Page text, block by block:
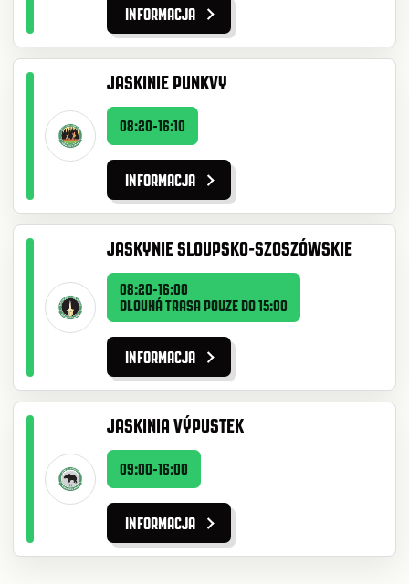
INFORMACJA
JASKINIE PUNKVY
08:20-16:10
INFORMACJA
JASKYNIE SLOUPSKO-SZOSZÓWSKIE
08:20-16:00
DLOUHÁ TRASA POUZE DO 15:00
INFORMACJA
JASKINIA VÝPUSTEK
09:00-16:00
INFORMACJA